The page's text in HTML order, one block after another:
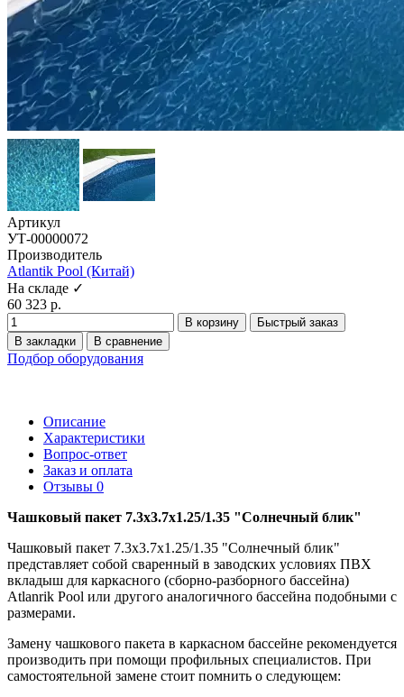
Артикул
УТ-00000072
Производитель
Atlantik Pool (Китай)
На складе ✓
60 323 р.
В корзину
Быстрый заказ
В закладки
В сравнение
Подбор оборудования
Описание
Характеристики
Вопрос-ответ
Заказ и оплата
Отзывы 0
Чашковый пакет 7.3х3.7х1.25/1.35 "Солнечный блик"
Чашковый пакет 7.3х3.7х1.25/1.35 "Солнечный блик"
представляет собой сваренный в заводских условиях ПВХ
вкладыш для каркасного (сборно-разборного бассейна)
Atlanrik Pool или другого аналогичного бассейна подобными с
размерами.
Замену чашкового пакета в каркасном бассейне рекомендуется
производить при помощи профильных специалистов. При
самостоятельной замене стоит помнить о следующем: